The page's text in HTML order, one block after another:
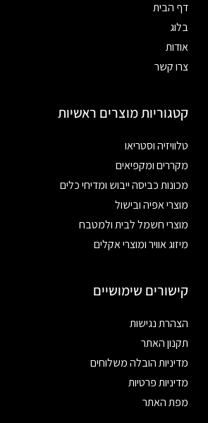
דף הבית
בלוג
אודות
צרו קשר
קטגוריות מוצרים ראשיות
טלוויזיה וסטריאו
מקררים ומקפיאים
מכונות כביסה ייבוש ומדיחי כלים
מוצרי אפיה ובישול
מוצרי חשמל לבית ולמטבח
מיזוג אוויר ומוצרי אקלים
קישורים שימושיים
הצהרת נגישות
תקנון האתר
מדיניות הובלה משלוחים
מדיניות פרטיות
מפת האתר